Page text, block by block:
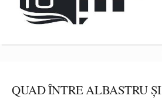
QUAD ÎNTRE ALBASTRU ȘI